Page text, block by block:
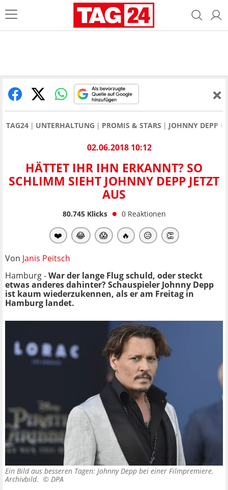
TAG24 UNTERHALTUNG PROMIS & STARS JOHNNY DEPP
02.06.2018 10:12
HÄTTET IHR IHN ERKANNT? SO
SCHLIMM SIEHT JOHNNY DEPP JETZT
AUS
80.745Klicks 0 Reaktionen
❤️ 😂 😱 🔥 😥 👏
Von Janis Peitsch
Hamburg -War der lange Flug schuld, oder steckt
etwas anderes dahinter? Schauspieler Johnny Depp
ist kaum wiederzukennen, als er am Freitag in
Hamburg landet.
Ein Bild aus besseren Tagen: Johnny Depp bei einer Filmpremiere.
Archivbild. © DPA